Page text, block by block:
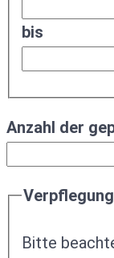
bis
Anzahl der
Bitte